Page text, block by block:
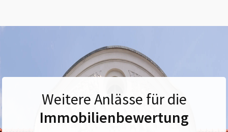
Weitere Anlässe für die
Immobilienbewertung